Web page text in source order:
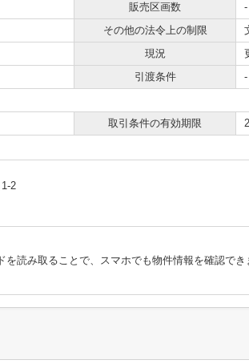
販売区画数
-
その他の法令上の制限
現況
引渡条件
-
取引条件の有効期限
2
を読み取ることで、スマホでも物件情報を確認でき